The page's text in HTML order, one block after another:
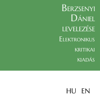
Berzsenyi
Dániel
levelezése
Elektronikus
kritikai
kiadás
HU EN